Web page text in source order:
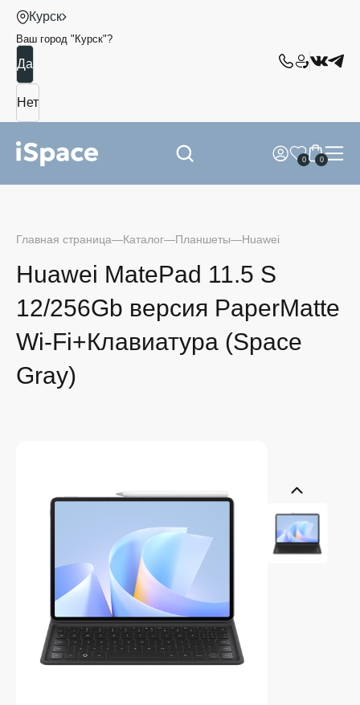
Курск
Ваш город " Курск"?
0 0
Главная страница Каталог Планшеты Huawei
Huawei MatePad 11.5 S
12/256Gb версия PaperMatte
Wi-Fi+Клавиатура (Space
Gray)